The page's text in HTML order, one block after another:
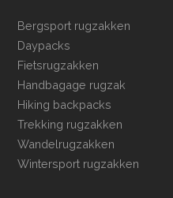
Bergsport rugzakken
Daypacks
Fietsrugzakken
Handbagage rugzak
Hiking backpacks
Trekking rugzakken
Wandelrugzakken
Wintersport rugzakken